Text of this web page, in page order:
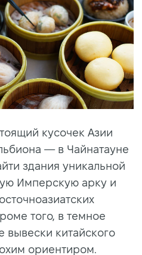
кусочек Азии
— в Чайнатауне
здания уникальной
Имперскую арку и
того, в темное
вывески китайского
ориентиром.